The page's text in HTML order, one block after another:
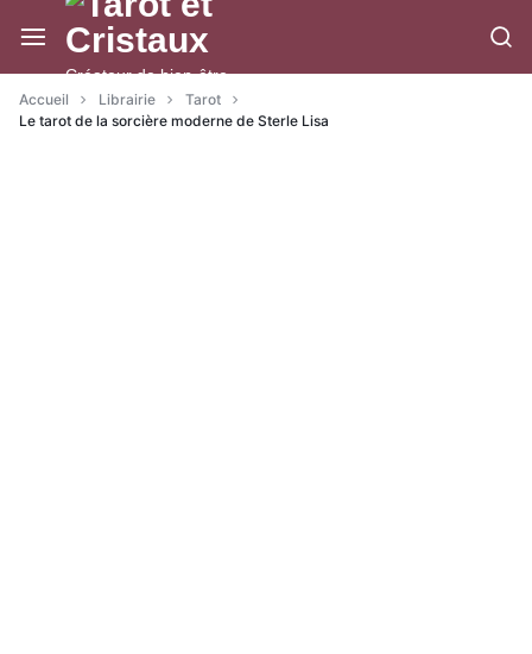
à/au
contenuCréateur de bien-être
Accueil Librairie
Tarot
Le tarot de la sorcière moderne de Sterle Lisa